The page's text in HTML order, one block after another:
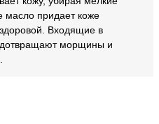
придает коже
Входящие в
морщины и